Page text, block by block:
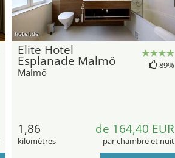
hotel.de
Elite Hotel
Esplanade Malmö
Malmö
89%
1,86
kilomètres
de 164,40 EUR
par chambre et nuit